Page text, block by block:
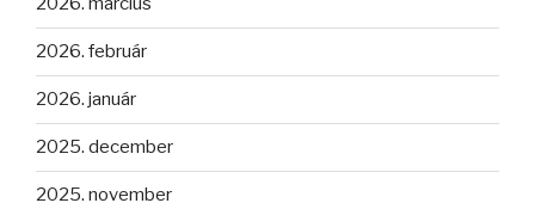
2026. február
2026. január
2025. december
2025. november